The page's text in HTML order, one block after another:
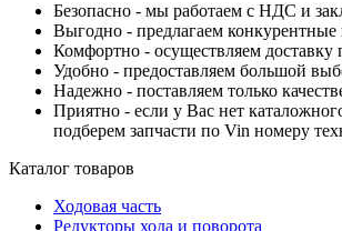
Безопасно - мы работаем с НДС и
Выгодно - предлагаем
Комфортно - осуществляем доставку
Удобно - предоставляем большой
Надежно - поставляем только
Приятно - если у Вас нет
подберем запчасти по Vin номеру
Каталог товаров
Ходовая часть
Редукторы хода и поворота